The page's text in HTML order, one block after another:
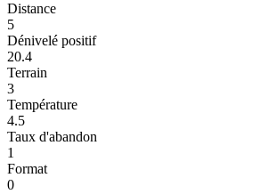
Distance
5
Dénivelé positif
20.4
Terrain
3
Température
4.5
Taux d'abandon
1
Format
0